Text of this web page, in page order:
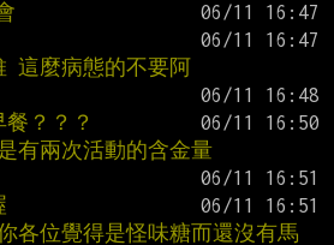
這麼病態的不要阿
？？？
有兩次活動的含金量
各位覺得是怪味糖而還沒有馬